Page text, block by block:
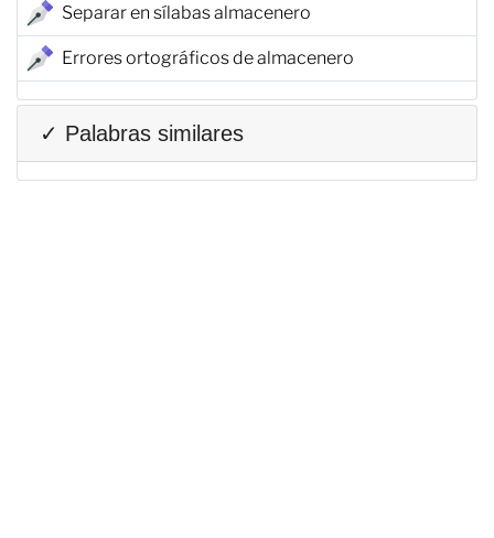
Separar en sílabas almacenero
Errores ortográficos de almacenero
✓ Palabras similares